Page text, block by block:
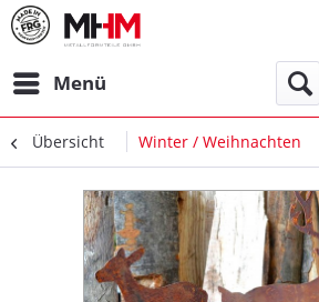
Menü
Übersicht Winter / Weihnachten